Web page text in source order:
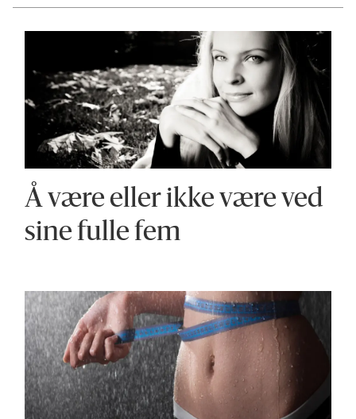
Å være eller ikke være ved
sine fulle fem